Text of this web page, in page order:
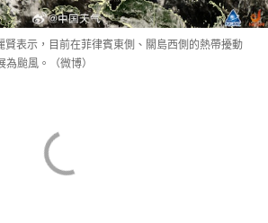
賢表示，目前在菲律賓東側、關島西側的熱帶擾動
颱風。（微博）